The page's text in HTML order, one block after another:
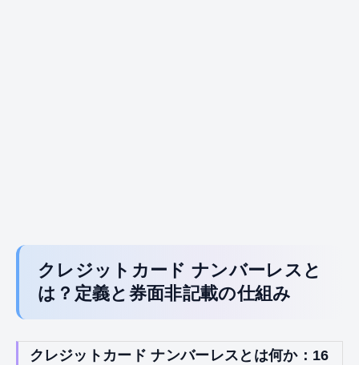
クレジットカード ナンバーレスと
は？定義と券面非記載の仕組み
クレジットカード ナンバーレスとは何か：16